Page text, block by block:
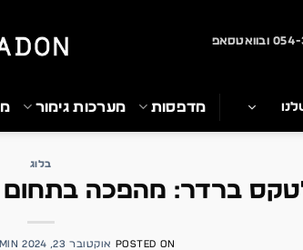
מדפסות מערכות גימור
בלוג
ברדר: מהפכה בתחום
POSTED ON אוקטובר 23, 2024